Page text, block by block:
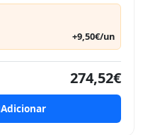
+9,50€/un
274,52€
Adicionar